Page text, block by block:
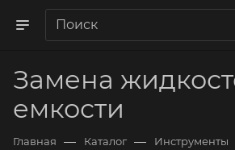
Замена
емкости
Главная — Каталог — Инструменты